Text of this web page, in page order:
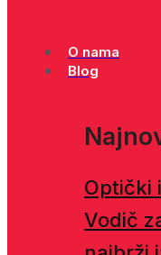
O nama
Blog
Optički
Vodič